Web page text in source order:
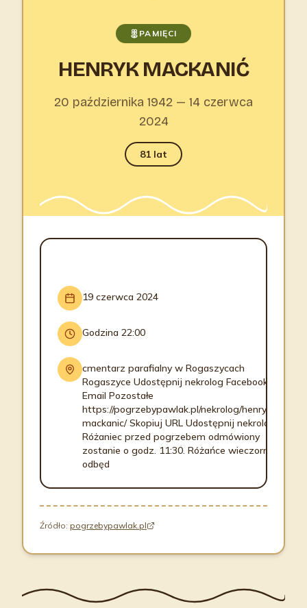
PAMIĘCI
HENRYK MACKANIĆ
20 października 1942 — 14 czerwca
2024
81 lat
19 czerwca 2024
Godzina 22:00
cmentarz parafialny w Rogaszycach
Rogaszyce Udostępnij nekrolog Facebook
Email Pozostałe
https://pogrzebypawlak.pl/nekrolog/henryk-
mackanic/ Skopiuj URL Udostępnij nekrolog
Różaniec przed pogrzebem odmówiony
zostanie o godz. 11:30. Różańce wieczorne
odbęd
Źródło: pogrzebypawlak.pl